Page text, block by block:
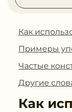
Как
Примеры
Частые
Другие
Как